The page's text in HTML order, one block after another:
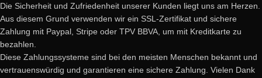
Die Sicherheit und Zufriedenheit unserer Kunden liegt uns am Herzen.
Aus diesem Grund verwenden wir ein SSL-Zertifikat und sichere
Zahlung mit Paypal, Stripe oder TPV BBVA, um mit Kreditkarte zu
bezahlen.
Diese Zahlungssysteme sind bei den meisten Menschen bekannt und
vertrauenswürdig und garantieren eine sichere Zahlung. Vielen Dank